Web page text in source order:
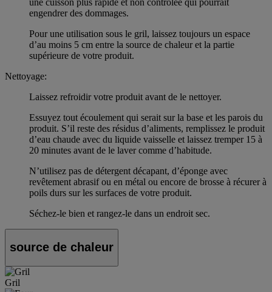
engendrer des dommages.
Pour une utilisation sous le gril, laissez toujours un espace
d’au moins 5 cm entre la source de chaleur et la partie
supérieure de votre produit.
Nettoyage:
Laissez refroidir votre produit avant de le nettoyer.
Essuyez tout écoulement qui serait sur la base et les parois du
produit. S’il reste des résidus d’aliments, remplissez le produit
d’eau chaude avec du liquide vaisselle et laissez tremper 15 à
20 minutes avant de le laver comme d’habitude.
N’utilisez pas de détergent décapant, d’éponge avec
revêtement abrasif ou en métal ou encore de brosse à récurer à
poils durs sur les surfaces de votre produit.
Séchez-le bien et rangez-le dans un endroit sec.
source de chaleur
Gril